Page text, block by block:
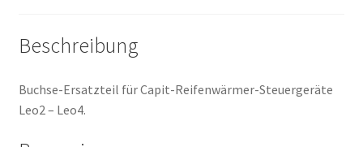
Beschreibung
Buchse-Ersatzteil für Capit-Reifenwärmer-Steuergeräte
Leo2 – Leo4.